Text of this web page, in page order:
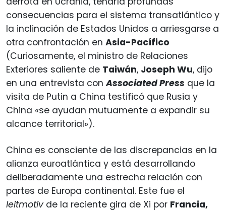
consecuencias para el sistema transatlántico y
la inclinación de Estados Unidos a arriesgarse a
otra confrontación en Asia-Pacífico
(Curiosamente, el ministro de Relaciones
Exteriores saliente de Taiwán, Joseph Wu, dijo
en una entrevista conAssociated Press que la
visita de Putin a China testificó que Rusia y
China «se ayudan mutuamente a expandir su
alcance territorial»).
China es consciente de las discrepancias en la
alianza euroatlántica y está desarrollando
deliberadamente una estrecha relación con
partes de Europa continental. Este fue el
leitmotivde la reciente gira de Xi por Francia,